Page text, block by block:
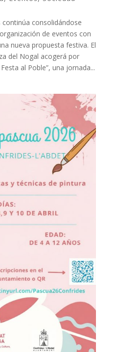
continúa consolidándose
de eventos con
nueva propuesta festiva. El
del Nogal acogerá por
al Poble”, una jornada...